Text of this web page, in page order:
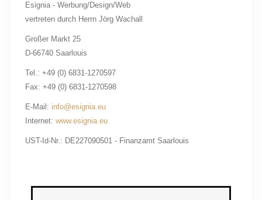
Esignia - Werbung/Design/Web
vertreten durch Herrn Jörg Wachall
Großer Markt 25
D-66740 Saarlouis
Tel.: +49 (0) 6831-1270597
Fax: +49 (0) 6831-1270598
E-Mail: info@esignia.eu
Internet: www.esignia.eu
UST-Id-Nr.: DE227090501 - Finanzamt Saarlouis